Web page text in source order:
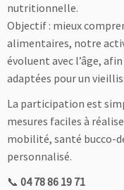
nutritionnelle.
Objectif : mieux
alimentaires, notre
évoluent avec l’âge,
adaptées pour un
La participation est
mesures faciles à
mobilité, santé bucco-
personnalisé.
📞 04 78 86 19 71